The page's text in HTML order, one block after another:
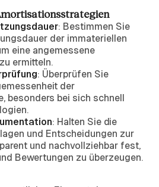
: Bestimmen Sie
der immateriellen
eine angemessene
ermitteln.
: Überprüfen Sie
der
besonders bei sich schnell
: Halten Sie die
und Entscheidungen zur
und nachvollziehbar fest,
Bewertungen zu überzeugen.